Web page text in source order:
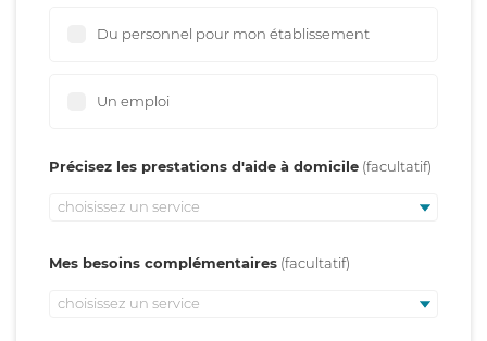
Du personnel pour mon établissement
Un emploi
Précisez les prestations d'aide à domicile
choisissez un service
Mes besoins complémentaires
choisissez un service